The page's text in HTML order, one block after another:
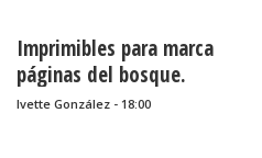
Imprimibles para marca
páginas del bosque.
Ivette González - 18:00